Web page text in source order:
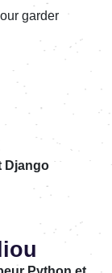
garder
Django